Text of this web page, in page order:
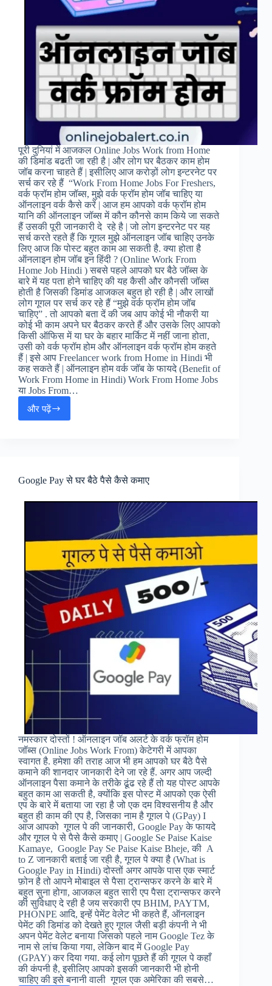
पूरी दुनियां में आजकल Online Jobs Work from Home
की डिमांड बढती जा रही है | और लोग घर बैठकर काम होम
जॉब करना चाहते हैं | इसीलिए आज करोड़ों लोग इन्टरनेट पर
सर्च कर रहे हैं “Work From Home Jobs For Freshers,
वर्क फ्रॉम होम जॉब्स, मुझे वर्क फ्रॉम होम जॉब चाहिए या
ऑनलाइन वर्क कैसे करें | आज हम आपको वर्क फ्रॉम होम
यानि की ऑनलाइन जॉब्स में कौन कौनसे काम किये जा सकते
हैं उसकी पूरी जानकारी दे रहे है | जो लोग इन्टरनेट पर यह
सर्च करते रहते हैं कि गूगल मुझे ऑनलाइन जॉब चाहिए उनके
लिए आज कि पोस्ट बहुत काम आ सकती है. क्या होता है
ऑनलाइन होम जॉब इन हिंदी ? (Online Work From
Home Job Hindi ) सबसे पहले आपको घर बैठे जॉब्स के
बारे में यह पता होने चाहिए की यह कैसी और कौनसी जॉब्स
होती है जिसकी डिमांड आजकल बहुत हो रही है | और लाखों
लोग गूगल पर सर्च कर रहे हैं “मुझे वर्क फ्रॉम होम जॉब
चाहिए” . तो आपको बता दें की जब आप कोई भी नौकरी या
कोई भी काम अपने घर बैठकर करते हैं और उसके लिए आपको
किसी ऑफिस में या घर के बहार मार्किट में नहीं जाना होता,
उसी को वर्क फ्रॉम होम और ऑनलाइन वर्क फ्रॉम होम कहते
हैं | इसे आप Freelancer work from Home in Hindi भी
कह सकते हैं | ऑनलाइन होम वर्क जॉब के फायदे (Benefit of
Work From Home in Hindi) Work From Home Jobs
या Jobs From…
और पढ़ेंOnline
Hindi
मुझे
होम
हिंदी
Google Pay से घर बैठे पैसे कैसे कमाए
नमस्कार दोस्तों ! ऑनलाइन जॉब अलर्ट के वर्क फ्रॉम होम
जॉब्स (Online Jobs Work From) केटेगरी में आपका
स्वागत है. हमेशा की तराह आज भी हम आपको घर बैठे पैसे
कमाने की शानदार जानकारी देने जा रहे हैं. अगर आप जल्दी
ऑनलाइन पैसा कमाने के तरीके ढूंढ रहे हैं तो यह पोस्ट आपके
बहुत काम आ सकती है, क्योंकि इस पोस्ट में आपको एक ऐसी
एप के बारे में बताया जा रहा है जो एक दम विश्वसनीय है और
बहुत ही काम की एप है, जिसका नाम है गूगल पे (GPay) I
आज आपको गूगल पे की जानकारी, Google Pay के फायदे
और गूगल पे से पैसे कैसे कमाए | Google Se Paise Kaise
Kamaye, Google Pay Se Paise Kaise Bheje, की A
to Z जानकारी बताई जा रही है, गूगल पे क्या है (What is
Google Pay in Hindi) दोस्तों अगर आपके पास एक स्मार्ट
फ़ोन है तो आपने मोबाइल से पैसा ट्रान्सफर करने के बारे में
बहुत सुना होगा, आजकल बहुत सारी एप पैसा ट्रान्सफर करने
की सुविधाए दे रही है जय सरकारी एप BHIM, PAYTM,
PHONPE आदि, इन्हें पेमेंट वेलेट भी कहते हैं, ऑनलाइन
पेमेंट की डिमांड को देखते हुए गूगल जैसी बड़ी कंपनी ने भी
अपन पेमेंट वेलेट बनाया जिसको पहले नाम Google Tez के
नाम से लांच किया गया, लेकिन बाद में Google Pay
(GPAY) कर दिया गया. कई लोग पूछते हैं की गूगल पे कहाँ
की कंपनी है, इसीलिए आपको इसकी जानकारी भी होनी
चाहिए की इसे बनानी वाली गूगल एक अमेरिका की सबसे…